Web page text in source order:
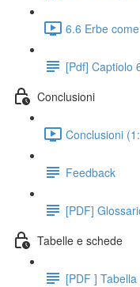
6.6 Erbe
[Pdf] Captiolo
Conclusioni
Conclusioni
Feedback
[PDF]
Tabelle e schede
[PDF ]